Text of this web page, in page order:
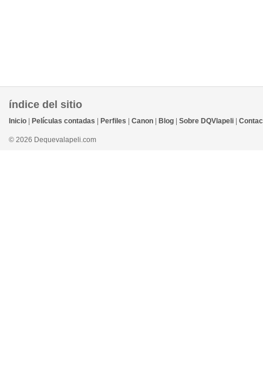
índice del sitio
Inicio Películas contadas Perfiles Canon Blog Sobre DQVlapeli
© 2026 Dequevalapeli.com